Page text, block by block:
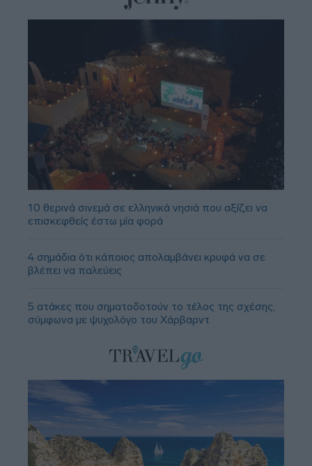
10 θερινά σινεμά σε ελληνικά νησιά που αξίζει να
επισκεφθείς έστω μία φορά
4 σημάδια ότι κάποιος απολαμβάνει κρυφά να σε
βλέπει να παλεύεις
5 ατάκες που σηματοδοτούν το τέλος της σχέσης,
σύμφωνα με ψυχολόγο του Χάρβαρντ